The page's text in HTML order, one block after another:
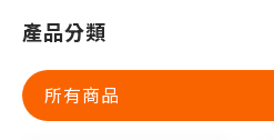
產品分類
所有商品